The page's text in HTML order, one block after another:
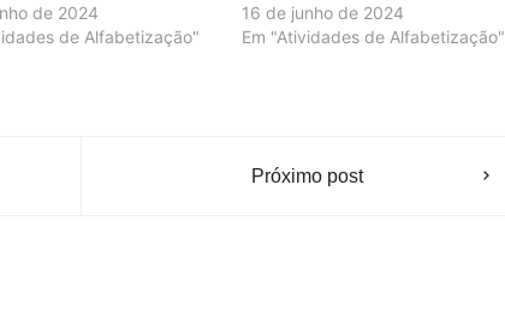
de 2024
de Alfabetização"
16 de junho de 2024
Em "Atividades de Alfabetização"
Próximo post